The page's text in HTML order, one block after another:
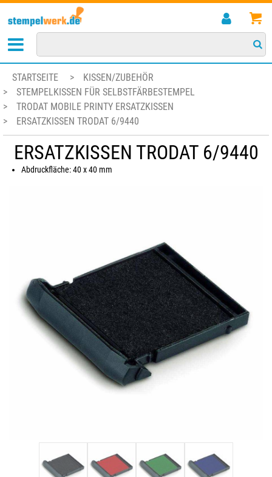
STARTSEITE >
KISSEN/ZUBEHÖR
>
STEMPELKISSEN FÜR SELBSTFÄRBESTEMPEL
>
TRODAT MOBILE PRINTY ERSATZKISSEN
>
ERSATZKISSEN TRODAT 6/9440
ERSATZKISSEN TRODAT 6/9440
Abdruckfläche: 40 x 40 mm